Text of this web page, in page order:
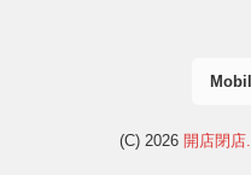
(C) 2026 開店閉店